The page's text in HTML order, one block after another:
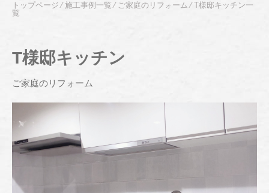
トップページ⁄施工事例一覧⁄ ご家庭のリフォーム⁄T様邸キッチン一
覧
T様邸キッチン
ご家庭のリフォーム